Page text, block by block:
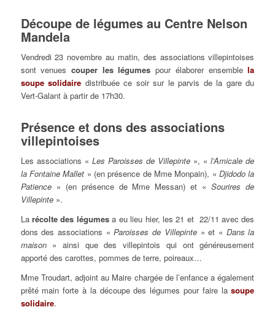
Découpe de légumes au Centre Nelson
Mandela
Vendredi 23 novembre au matin, des associations villepintoises
sont venuescouper les légumes pour élaborer ensemblela
soupe solidaire distribuée ce soir sur le parvis de la gare du
Vert-Galant à partir de 17h30.
Présence et dons des associations
villepintoises
Les associations « Les Paroisses de Villepinte », « l’Amicale de
la Fontaine Mallet » (en présence de Mme Monpain), «Djidodo la
Patience» (en présence de Mme Messan) et «Sourires de
Villepinte».
Larécolte des légumesa eu lieu hier, les 21 et 22/11 avec des
dons des associations «Paroisses de Villepinte» et « Dans la
maison» ainsi que des villepintois qui ont généreusement
apporté des carottes, pommes de terre, poireaux…
Mme Troudart, adjoint au Maire chargée de l’enfance a également
prêté main forte à la découpe des légumes pour faire lasoupe
solidaire.